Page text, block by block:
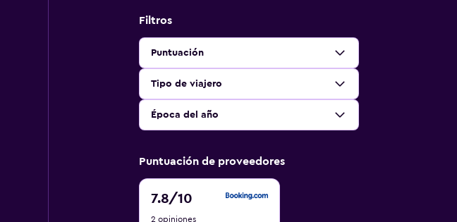
Filtros
Puntuación
Tipo de viajero
Época del año
Puntuación de proveedores
7.8/10
7.8
2 opiniones